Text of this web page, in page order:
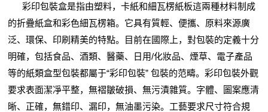
彩印包裝盒是指由塑料，卡紙和細瓦楞紙板這兩種材料制成
的折疊紙盒和彩色細瓦楞箱。它具有質輕、便攜、原料來源廣
泛、環保、印刷精美的特點。目前在國際上，對包裝的定義十分
明確，包括食品、酒類、醫藥、日用/化妝品、煙草、電子產品
等的紙類盒型包裝都屬于“彩印包裝” 包裝的范疇。彩印包裝外觀
要求表面潔凈平整，無褶皺破損、無污漬雜質。字體、圖案應清
晰、正確，無錯印、漏印，無油墨污染。工藝要求尺寸符合規